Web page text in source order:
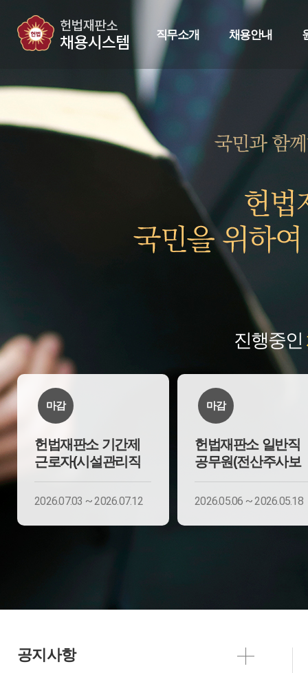
직무소개 채용안내
진행중인
헌법재판소 기간제
근로자(시설관리직
마감
2026.07.03 ~ 2026.07.12
헌법재판소 일반직
공무원(전산주사보
마감
2026.05.06 ~ 2026.05.18
공지사항